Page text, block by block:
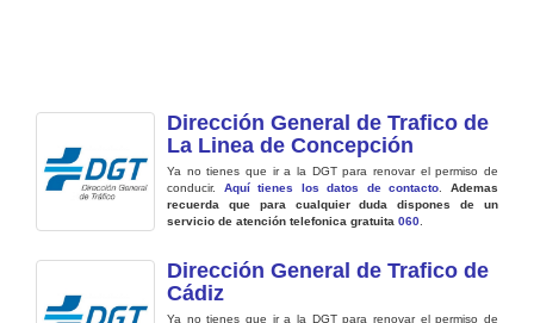
Dirección General de Trafico de
La Linea de Concepción
Ya no tienes que ir a la DGT para renovar el permiso de
conducir. Aquí tienes los datos de contacto .Ademas
recuerda que para cualquier duda dispones de un
servicio de atención telefonica gratuita 060
Dirección General de Trafico de
Cádiz
Ya no tienes que ir a la DGT para renovar el permiso de